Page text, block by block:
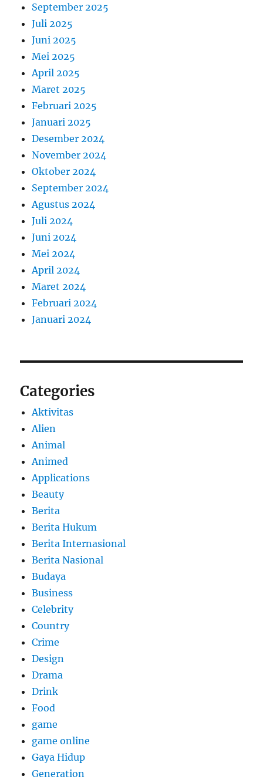
September 2025
Juli 2025
Juni 2025
Mei 2025
April 2025
Maret 2025
Februari 2025
Januari 2025
Desember 2024
November 2024
Oktober 2024
September 2024
Agustus 2024
Juli 2024
Juni 2024
Mei 2024
April 2024
Maret 2024
Februari 2024
Januari 2024
Categories
Aktivitas
Alien
Animal
Animed
Applications
Beauty
Berita
Berita Hukum
Berita Internasional
Berita Nasional
Budaya
Business
Celebrity
Country
Crime
Design
Drama
Drink
Food
game
game online
Gaya Hidup
Generation